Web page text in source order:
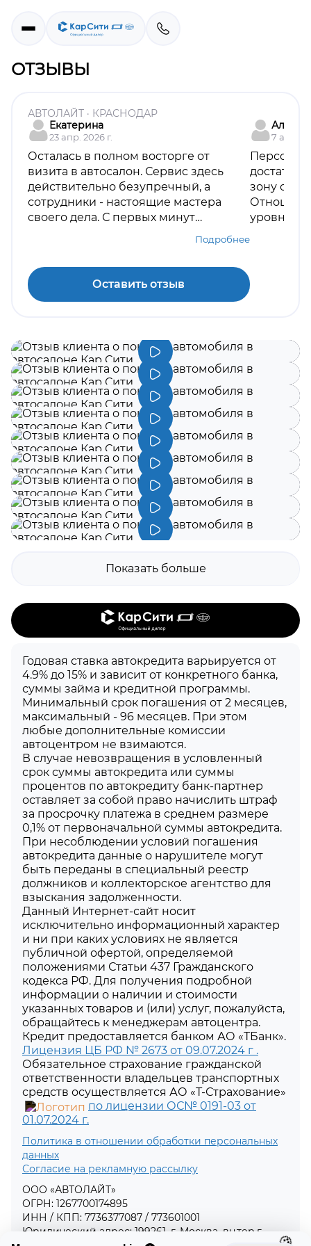
ОТЗЫВЫ
АВТОЛАЙТ · КРАСНОДАР
Екатерина
23 апр. 2026 г.
Осталась в полном восторге от
визита в автосалон. Сервис здесь
действительно безупречный, а
сотрудники - настоящие мастера
своего дела. С первых минут
вопросы и помог подобрать именно
тот автомобиль, который я хотела.
Рекомендую!
Подробнее
7 апр.
Персонал
зону
уровне. К
Оставить отзыв
Показать больше
Годовая ставка автокредита варьируется от
4.9% до 15% и зависит от конкретного банка,
суммы займа и кредитной программы.
Минимальный срок погашения от 2 месяцев,
максимальный - 96 месяцев. При этом
любые дополнительные комиссии
автоцентром не взимаются.
В случае невозвращения в условленный
срок суммы автокредита или суммы
процентов по автокредиту банк-партнер
оставляет за собой право начислить штраф
за просрочку платежа в среднем размере
0,1% от первоначальной суммы автокредита.
При несоблюдении условий погашения
автокредита данные о нарушителе могут
быть переданы в специальный реестр
должников и коллекторское агентство для
взыскания задолженности.
Данный Интернет-сайт носит
исключительно информационный характер
и ни при каких условиях не является
публичной офертой, определяемой
положениями Статьи 437 Гражданского
кодекса РФ. Для получения подробной
информации о наличии и стоимости
указанных товаров и (или) услуг, пожалуйста,
обращайтесь к менеджерам автоцентра.
Кредит предоставляется банком АО «ТБанк».
Лицензия ЦБ РФ № 2673 от 09.07.2024 г .
Обязательное страхование гражданской
ответственности владельцев транспортных
средств осуществляется АО «Т-Страхование»
по лицензии ОС№ 0191-03 от
01.07.2024 г.
Политика в отношении обработки персональных
данных
Согласие на рекламную рассылку
ООО «АВТОЛАЙТ»
ОГРН: 1267700174895
ИНН / КПП: 7736377087 / 773601001
Юридический адрес: 199261, г. Москва, вн.тер.г.